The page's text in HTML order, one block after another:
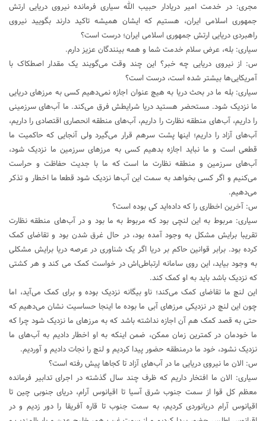
مجری: در خدمت امیر دریادار حبیب الله سیاری فرمانده نیروی دریایی ارتش
جمهوری اسلامی ایران، هستیم که ایشان همیشه تاکید دارند بگویید نیروی
راهبردی دریایی ارتش جمهوری اسلامی ایران؛ درست است؟
سیاری: بله، عرض سلام خدمت شما و همه بینندگان عزیز دارم.
س: از نیروی دریایی چه خبر؟ این چند وقت می‌گویند یک مقدار اصطکاک با
آمریکایی‌ها بیشتر شده است، درست است؟
سیاری: بله ما در بحث دریا به هیچ عنوان اجازه نمی‌دهیم کسی به مرزهای دریایی
ما نزدیک شود. مستحضر هستید دریا شرایطش فرق می‌کند. ما آب‌های سرزمینی
را داریم، آب‌های منطقه نظارت را داریم، آب‌های منطقه انحصاری اقتصادی را داریم،
آب‌های آزاد را داریم؛ اینها پشت سرهم قرار می‌گیرد ولی آنجایی که حاکمیت ما
قطعی است و ما نباید اجازه بدهیم کسی به مرزهای سرزمین ما نزدیک شود،
آب‌های سرزمین و منطقه نظارت ما است که ما با جدیت حفاظت و حراست
می‌کنیم و اگر کسی بخواهد به سمت این آب‌ها نزدیک شود قطعا ما اخطار و تذکر
می‌دهیم.
س: آخرین اخطاری را که داده‌اید کی بوده است؟
سیاری: مربوط به این لنچی بود که مربوط به ما بود و در آب‌های منطقه نظارت
تقریبا برایش مشکل به وجود آمده بود، در حال غرق شدن بود و تقاضای کمک
کرده بود. برابر قوانین حاکم بر دریا اگر یک شناوری در عرصه دریا برایش مشکلی
به وجود بیاید، این روی سامانه ارتباطی‌اش در خواست کمک می کند و هر کشتی
که نزدیک باشد باید به او کمک کند.
این لنچ ما تقاضای کمک می‌کند؛ ناو بیگانه نزدیک بوده و برای کمک می‌آید، اما
چون این لنچ در نزدیکی مرزهای آبی ما بوده ما اینجا حساسیت نشان می‌دهیم که
حتی به قصد کمک هم آن اجازه نداشته باشد که به مرزهای ما نزدیک شود چرا که
ما خودمان در کمترین زمان ممکن، ضمن اینکه به او اخطار دادیم به آب‌های ما
نزدیک نشود، خود ما درمنطقه حضور پیدا کردیم و لنچ را نجات دادیم و آوردیم.
س: الان ما نیروی دریایی ما در آب‌های آزاد تا کجاها پیش رفته است؟
سیاری: الان ما افتخار داریم که ظرف چند سال گذشته در اجرای تدابیر فرمانده
معظم کل قوا از سمت جنوب شرق آسیا تا اقیانوس آرام، دریای جنوبی چین تا
اقیانوس آرام دریانوردی کردیم، به سمت جنوب تا قاره آفریقا را دور زدیم و در